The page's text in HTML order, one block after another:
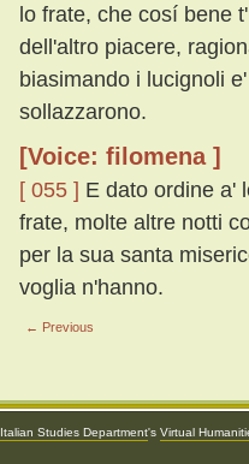
lo frate, che cosí bene
dell'altro piacere,
biasimando i lucignoli
sollazzarono.
[Voice: filomena ]
[ 055 ] E dato ordine a'
frate, molte altre notti
per la sua santa
voglia n'hanno.
← Previous
Italian Studies Department's Virtual